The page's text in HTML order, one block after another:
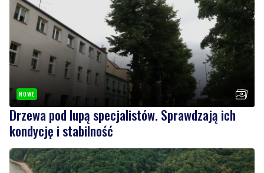
NOWE
Drzewa pod lupą specjalistów. Sprawdzają ich
kondycję i stabilność